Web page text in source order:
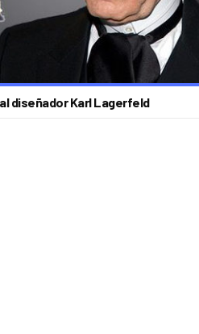
diseñador Karl Lagerfeld